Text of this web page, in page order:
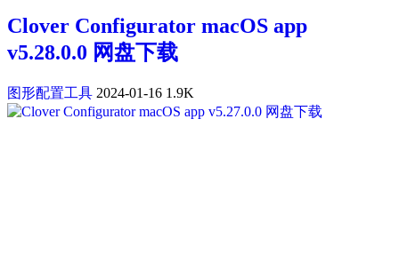
Clover Configurator macOS app
v5.28.0.0 网盘下载
图形配置工具 2024-01-16 1.9K